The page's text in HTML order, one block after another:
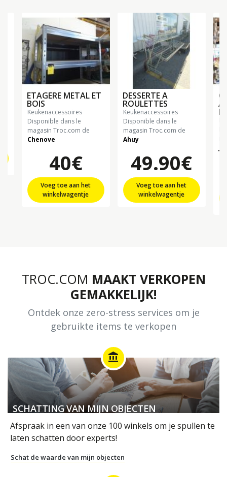
ETAGERE METAL ET
BOIS
keukenaccessoires
Disponible dans le
magasin Troc.com de
Chenove
40€
Voeg toe aan het
winkelwagentje
DESSERTE A
ROULETTES
keukenaccessoires
Disponible dans le
magasin Troc.com de
Ahuy
49.90€
Voeg toe aan het
winkelwagentje
TROC.COM MAAKT VERKOPEN
GEMAKKELIJK!
Ontdek onze zero-stress services om je
gebruikte items te verkopen
account_balance
SCHATTING VAN MIJN OBJECTEN
Afspraak in een van onze 100 winkels om je spullen te
laten schatten door experts!
Schat de waarde van mijn objecten